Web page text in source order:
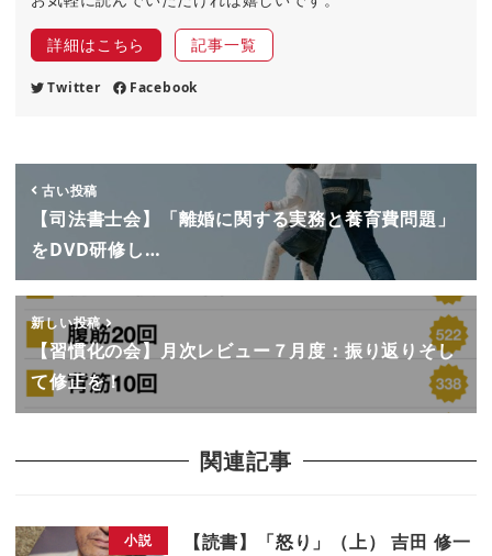
詳細はこちら 記事一覧
Twitter Facebook
古い投稿
【司法書士会】「離婚に関する実務と養育費問題」
をDVD研修し…
新しい投稿
【習慣化の会】月次レビュー７月度：振り返りそし
て修正を！
関連記事
小説
【読書】「怒り」（上） 吉田 修一